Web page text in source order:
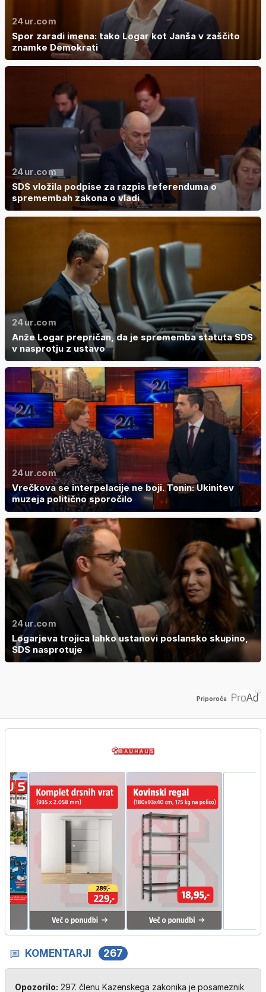
24ur.com
Spor zaradi imena: tako Logar kot Janša v zaščito
znamke Demokrati
24ur.com
SDS vložila podpise za razpis referenduma o
spremembah zakona o vladi
24ur.com
Anže Logar prepričan, da je sprememba statuta SDS
v nasprotju z ustavo
24ur.com
Vrečkova se interpelacije ne boji. Tonin: Ukinitev
muzeja politično sporočilo
24ur.com
Logarjeva trojica lahko ustanovi poslansko skupino,
SDS nasprotuje
Priporoča
KOMENTARJI 267
Opozorilo: 297. členu Kazenskega zakonika je posameznik